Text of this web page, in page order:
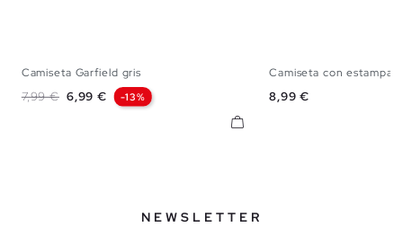
Camiseta Garfield gris
Precio base
7,99 € Precio
6,99 € -13%
Camiseta con
Precio
8,99 €
NEWSLETTER